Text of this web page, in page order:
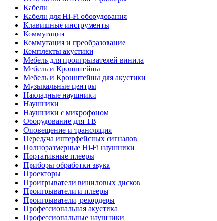
Кабели
Кабели для Hi-Fi оборудования
Клавишные инструменты
Коммутация
Коммутация и преобразование
Комплекты акустики
Мебель для проигрывателей винила
Мебель и Кронштейны
Мебель и Кронштейны для акустики
Музыкальные центры
Накладные наушники
Наушники
Наушники с микрофоном
Оборудование для ТВ
Оповещение и трансляция
Передача интерфейсных сигналов
Полноразмерные Hi-Fi наушники
Портативные плееры
Приборы обработки звука
Проекторы
Проигрыватели виниловых дисков
Проигрыватели и плееры
Проигрыватели, рекордеры
Профессиональная акустика
Профессиональные наушники